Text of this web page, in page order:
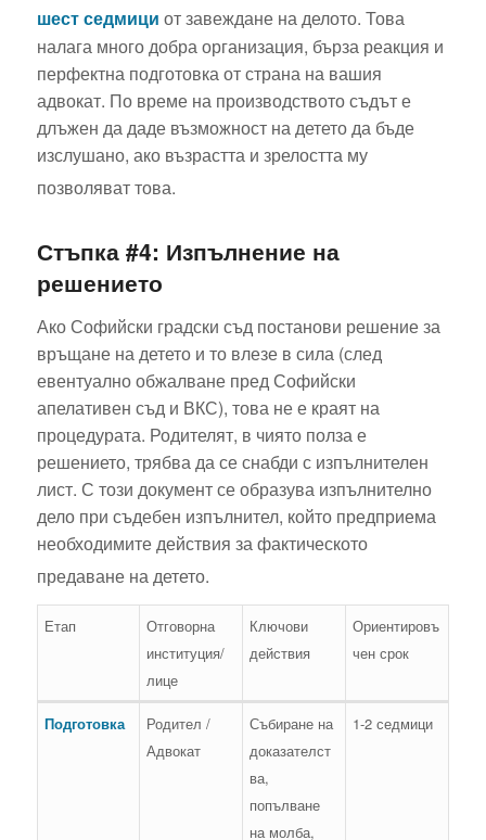
шест седмици от завеждане на делото. Това
налага много добра организация, бърза реакция и
перфектна подготовка от страна на вашия
адвокат. По време на производството съдът е
длъжен да даде възможност на детето да бъде
изслушано, ако възрастта и зрелостта му
позволяват това.
Стъпка #4: Изпълнение на
решението
Ако Софийски градски съд постанови решение за
връщане на детето и то влезе в сила (след
евентуално обжалване пред Софийски
апелативен съд и ВКС), това не е краят на
процедурата. Родителят, в чиято полза е
решението, трябва да се снабди с изпълнителен
лист. С този документ се образува изпълнително
дело при съдебен изпълнител, който предприема
необходимите действия за фактическото
предаване на детето.
Етап
Отговорна
институция/
лице
Ключови
действия
Ориентировъ
чен срок
Подготовка
Родител /
Адвокат
Събиране на
доказателст
ва,
попълване
на молба,
1-2 седмици